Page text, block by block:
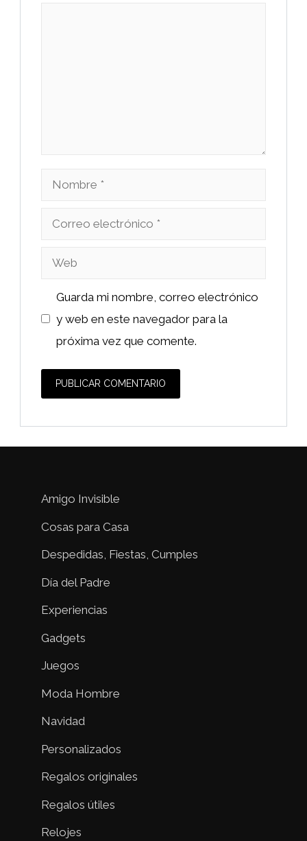
Nombre
Correo
Web
Guarda mi nombre, correo electrónico
y web en este navegador para la
próxima vez que comente.
Amigo Invisible
Cosas para Casa
Despedidas, Fiestas, Cumples
Día del Padre
Experiencias
Gadgets
Juegos
Moda Hombre
Navidad
Personalizados
Regalos originales
Regalos útiles
Relojes